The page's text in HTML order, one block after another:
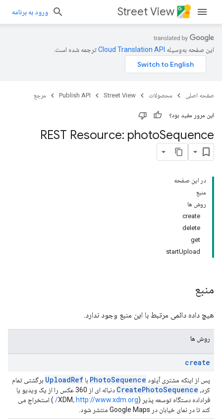
Street View ورود به برنامه
این صفحه به‌وسیله ترجمه شده است.
صفحه اصلی محصولات Street View
Publish API مرجع
این مرور مفید بود؟
REST Resource: photoSequence
در این صفحه
منبع
روش ها
create
delete
get
startUpload
منبع
هیچ داده دائمی مرتبط با این منبع وجود ندارد.
روش ها
create
پس از اینکه مشتری آپلود PhotoSequence با UploadRef
برگشتی تمام
کرد،
CreatePhotoSequence
دنباله ای از 360 عکس را از یک ویدیو یا
فراداده دستگاه توسعه پذیر (XDM،http://www.xdm.org/
) استخراج می
کند تا در نمای خیابان در Google Maps منتشر شود.